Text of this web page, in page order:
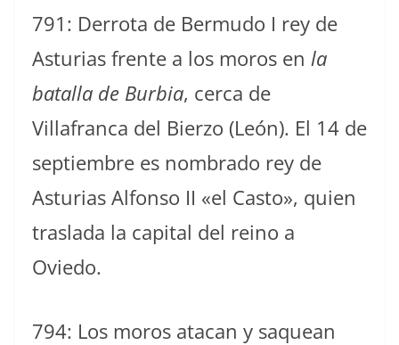
791: Derrota de Bermudo I rey de
Asturias frente a los moros en la
batalla de Burbia, cerca de
Villafranca del Bierzo (León). El 14 de
septiembre es nombrado rey de
Asturias Alfonso II «el Casto», quien
traslada la capital del reino a
Oviedo.
794: Los moros atacan y saquean